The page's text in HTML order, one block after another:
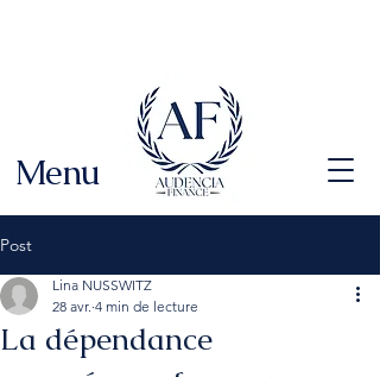
Menu
Post
La dépendance
Lina NUSSWITZ
28 avr. 4 min de lecture